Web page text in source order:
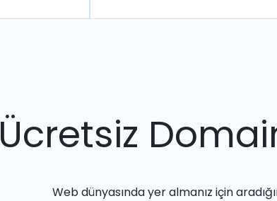
Ücretsiz
Web dünyasında yer almanız için